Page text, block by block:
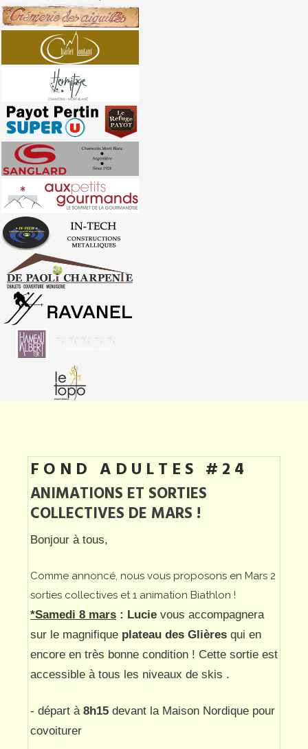
FOND ADULTES #24
ANIMATIONS ET SORTIES
COLLECTIVES DE MARS !
Bonjour à tous,
Comme annoncé, nous vous proposons en Mars 2
sorties collectives et 1 animation Biathlon !
*Samedi 8 mars : Lucie vous accompagnera
sur le magnifique plateau des Glières qui en
encore en très bonne condition ! Cette sortie est
accessible à tous les niveaux de skis .
- départ à 8h15 devant la Maison Nordique pour
covoiturer